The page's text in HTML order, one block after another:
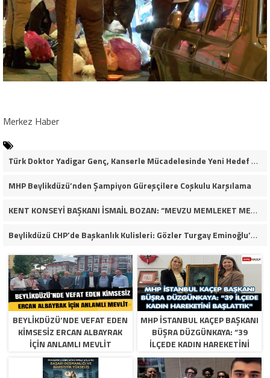
Merkez Haber
Türk Doktor Yadigar Genç, Kanserle Mücadelesinde Yeni Hedef Kanser Kök Hücreleri
MHP Beylikdüzü’nden Şampiyon Güreşçilere Coşkulu Karşılama
KENT KONSEYİ BAŞKANI İSMAİL BOZAN: “MEVZU MEMLEKET MESELESİ”
Beylikdüzü CHP’de Başkanlık Kulisleri: Gözler Turgay Eminoğlu’nda!
BEYLIKDÜZÜ’NDE VEFAT EDEN
KIMSESIZ ERCAN ALBAYRAK
İÇIN ANLAMLI MEVLIT
MHP İSTANBUL KAÇEP BAŞKANI
BÜŞRA DÜZGÜNKAYA: “39
İLÇEDE KADIN HAREKETINI
BAŞLATTIK”